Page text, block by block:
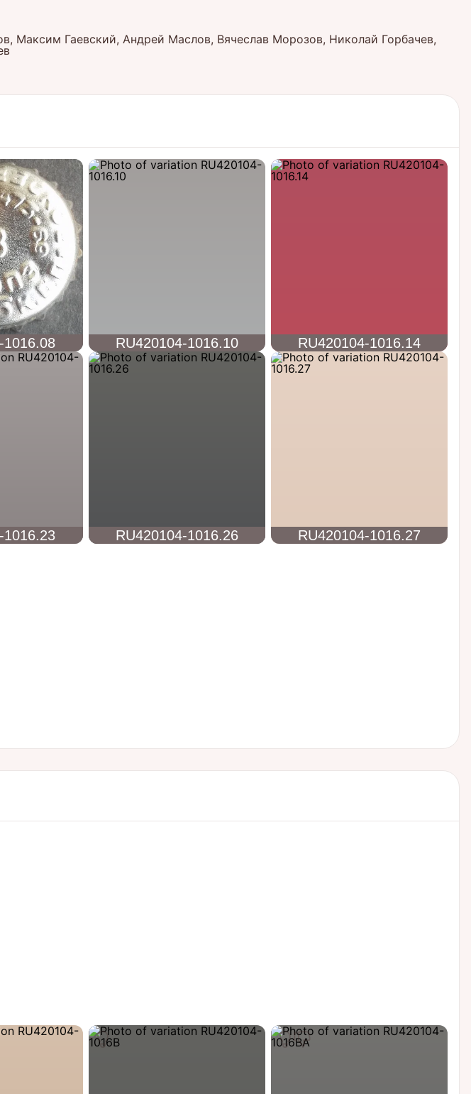
Максим Гаевский, Андрей Маслов, Вячеслав Морозов, Николай Горбачев,
1016.08 RU420104-1016.10 RU420104-1016.14
1016.23 RU420104-1016.26 RU420104-1016.27